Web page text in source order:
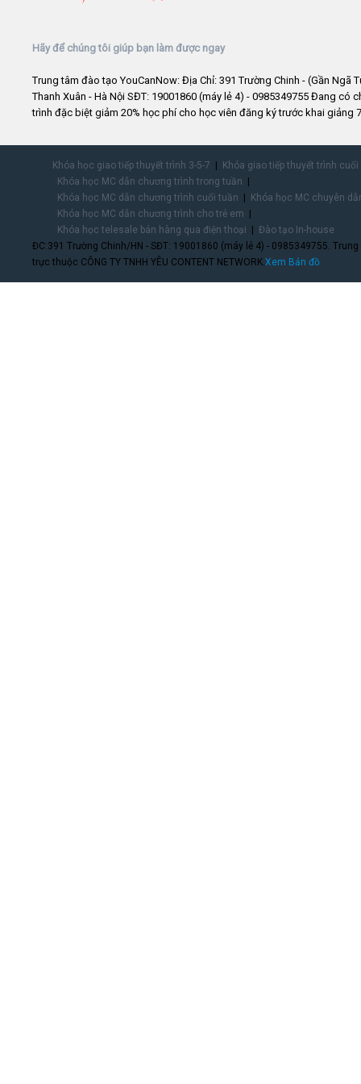
Hãy để chúng tôi giúp bạn làm được ngay
Trung tâm đào tạo YouCanNow: Địa Chỉ: 391 Trường Chinh - (Gần Ngã
Thanh Xuân - Hà Nội SĐT: 19001860 (máy lẻ 4) - 0985349755 Đang có
trình đặc biệt giảm 20% học phí cho học viên đăng ký trước khai giảng
Khóa học giao tiếp thuyết trình 3-5-7
Khóa giao tiếp thuyết trình
Khóa học MC dẫn chương trình trong tuần
Khóa học MC dẫn chương trình cuối tuần
Khóa học MC chuyên
Khóa học MC dẫn chương trình cho trẻ em
Khóa học telesale bán hàng qua điện thoại
Đào tạo In-house
ĐC:391 Trường Chinh/HN - SĐT: 19001860 (máy lẻ 4) - 0985349755.
trực thuộc CÔNG TY TNHH YÊU CONTENT NETWORK. Xem Bản đồ